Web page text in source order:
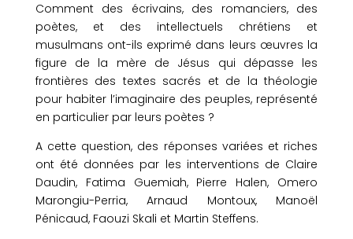
Comment des écrivains, des romanciers, des
poètes, et des intellectuels chrétiens et
musulmans ont-ils exprimé dans leurs œuvres la
figure de la mère de Jésus qui dépasse les
frontières des textes sacrés et de la théologie
pour habiter l’imaginaire des peuples, représenté
en particulier par leurs poètes ?
A cette question, des réponses variées et riches
ont été données par les interventions de Claire
Daudin, Fatima Guemiah, Pierre Halen, Omero
Marongiu-Perria, Arnaud Montoux, Manoël
Pénicaud, Faouzi Skali et Martin Steffens.